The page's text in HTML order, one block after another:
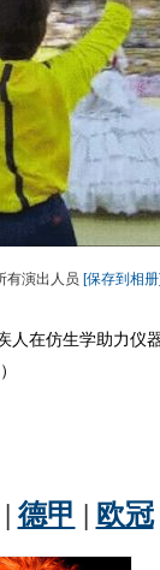
有演出人员 [保存到相册]
在仿生学助力仪